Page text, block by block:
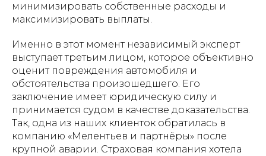
минимизировать собственные расходы и
максимизировать выплаты.
Именно в этот момент независимый эксперт
выступает третьим лицом, которое объективно
оценит повреждения автомобиля и
обстоятельства произошедшего. Его
заключение имеет юридическую силу и
принимается судом в качестве доказательства.
Так, одна из наших клиенток обратилась в
компанию «Мелентьев и партнёры» после
крупной аварии. Страховая компания хотела